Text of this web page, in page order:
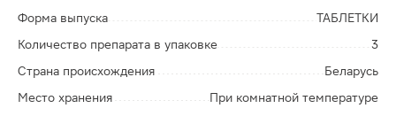
Форма выпуска
ТАБЛЕТКИ
Количество препарата в упаковке
3
Страна происхождения
Беларусь
Место хранения
При комнатной температуре